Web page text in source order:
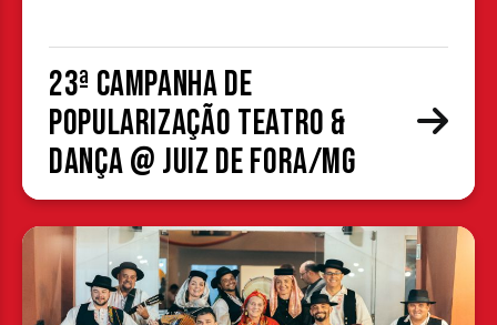
23ª Campanha de
Popularização Teatro &
Dança @ Juiz de Fora/MG